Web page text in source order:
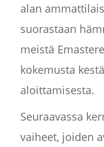
alan
suorastaan
meistä
kokemusta
aloittamisesta.
Seuraavassa
vaiheet, joiden